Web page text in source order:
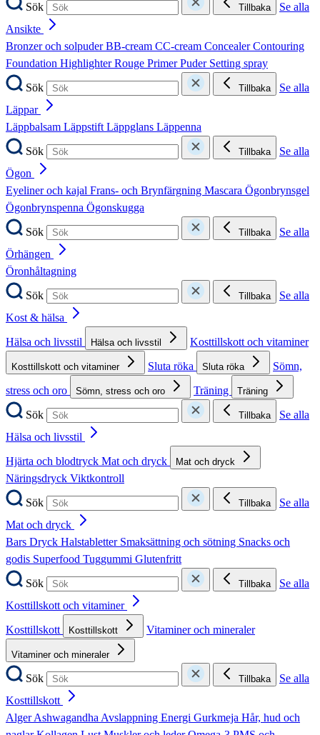
Sök Tillbaka
Se alla
Ansikte
Bronzer och solpuderBB-cream CC-cream ConcealerContouring
Foundation HighlighterRouge PrimerPuder Setting spray
Sök
Tillbaka
Se alla
Läppar
Läppbalsam LäppstiftLäppglans Läppenna
Sök
Tillbaka
Se alla
Ögon
Eyeliner och kajal Frans- och Brynfärgning Mascara Ögonbrynsgel
Ögonbrynspenna Ögonskugga
Sök
Tillbaka
Se alla
Örhängen
Öronhåltagning
Sök
Tillbaka
Se alla
Kost & hälsa
Hälsa och livsstil
Hälsa och livsstil Kosttillskott och vitaminer
Kosttillskott och vitaminer Sluta röka Sluta röka
Sömn,
stress och oro
Sömn, stress och oro Träning Träning
Sök Tillbaka
Se alla
Hälsa och livsstil
Hjärta och blodtryck Mat och dryck Mat och dryck
Näringsdryck Viktkontroll
Sök
Tillbaka
Se alla
Mat och dryck
Bars Dryck Halstabletter Smaksättning och sötning Snacks och
godis Superfood Tuggummi Glutenfritt
Sök
Tillbaka
Se alla
Kosttillskott och vitaminer
Kosttillskott
Kosttillskott Vitaminer och mineraler
Vitaminer och mineraler
Sök Tillbaka
Se alla
Kosttillskott
AlgerAshwagandhaAvslappning Energi Gurkmeja Hår, hud och